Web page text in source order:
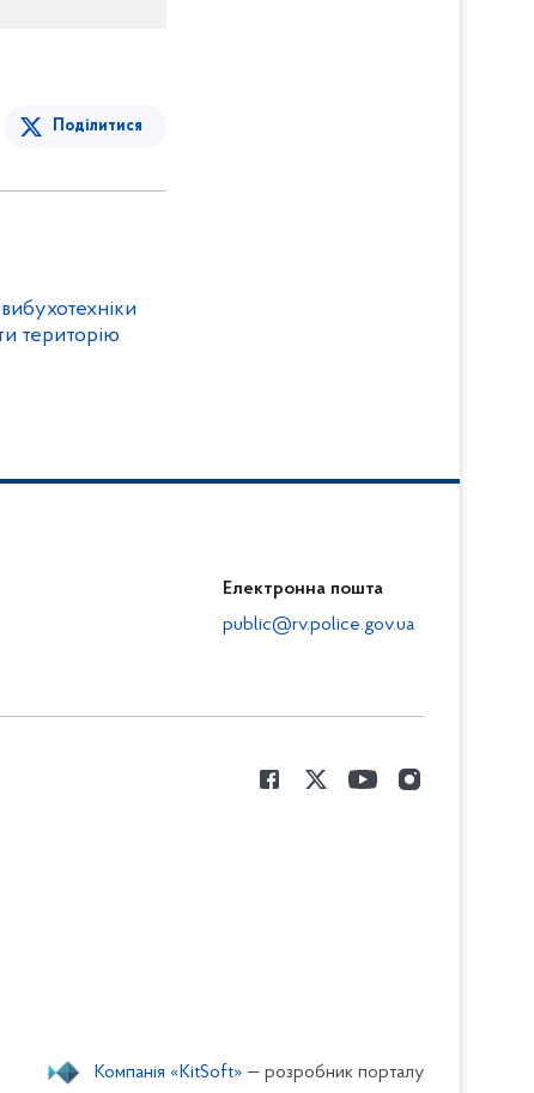
Поділитися
територію
Електронна пошта
public@rv.police.gov.ua
Компанія «KitSoft» — розробник порталу